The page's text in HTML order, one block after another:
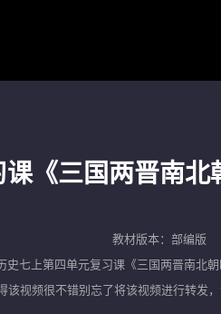
《三国两晋南
教材版本：部编版
史七上第四单元复习课《三国两晋南北
视频很不错别忘了将该视频进行转发